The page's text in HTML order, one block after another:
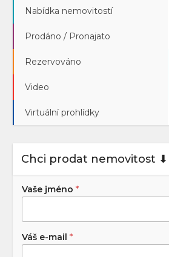
Nabídka nemovitostí
Prodáno / Pronajato
Rezervováno
Video
Virtuální prohlídky
Chci prodat nemovitost
Vaše jméno *
Váš e-mail *